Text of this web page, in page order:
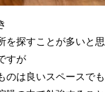
を探すことが多いと思
すが
のは良いスペースでも